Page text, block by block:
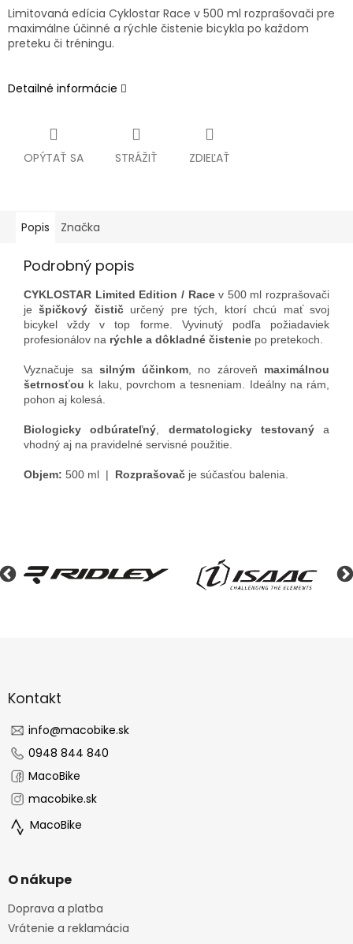
Limitovaná edícia Cyklostar Race v 500 ml rozprašovači pre
maximálne účinné a rýchle čistenie bicykla po každom
preteku či tréningu.
Detailné informácie
OPÝTAŤ SA STRÁŽIŤ ZDIEĽAŤ
Popis Značka
Podrobný popis
CYKLOSTAR Limited Edition / Racev 500 ml rozprašovači
ješpičkový čističurčený pre tých, ktorí chcú mať svoj
bicykel vždy v top forme. Vyvinutý podľa požiadaviek
profesionálov na rýchle a dôkladné čistenie po pretekoch.
Vyznačuje sa silným účinkom, no zároveň maximálnou
šetrnosťou k laku, povrchom a tesneniam. Ideálny na rám,
pohon aj kolesá.
Biologicky odbúrateľný, dermatologicky testovanýa
vhodný aj na pravidelné servisné použitie.
Objem: 500 ml | Rozprašovač je súčasťou balenia.
äKontakt
info@macobike.sk
0948 844 840
MacoBike
macobike.sk
MacoBike
O nákupe
Doprava a platba
Vrátenie a reklamácia